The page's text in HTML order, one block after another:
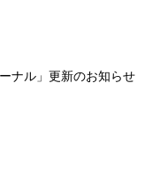
ナル」更新のお知らせ